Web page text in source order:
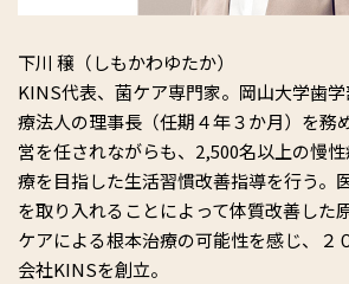
下川 穣（しもかわゆたか）
KINS代表、菌ケア専門家。岡山大学歯
療法人の理事長（任期４年３か月）を務
営を任されながらも、2,500名以上の慢
療を目指した生活習慣改善指導を行う。
を取り入れることによって体質改善した
ケアによる根本治療の可能性を感じ、２
会社KINSを創立。